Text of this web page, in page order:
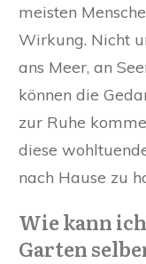
meisten
Wirkung. Nicht
ans Meer, an
können die
zur Ruhe
diese
nach Hause zu
Wie kann
Garten